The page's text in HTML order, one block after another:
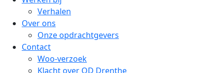
Verhalen
Over ons
Onze opdrachtgevers
Contact
Woo-verzoek
Klacht over OD Drenthe